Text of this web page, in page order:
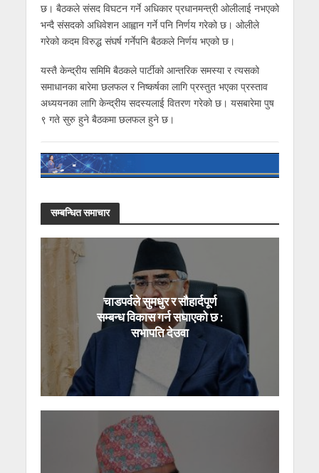
छ। बैठकले संसद विघटन गर्ने अधिकार प्रधानमन्त्री ओलीलाई नभएको
भन्दै संसदको अधिवेशन आह्वान गर्ने पनि निर्णय गरेको छ। ओलीले
गरेको कदम विरुद्ध संघर्ष गर्नेपनि बैठकले निर्णय भएको छ।
यस्तै केन्द्रीय समिमि बैठकले पार्टीको आन्तरिक समस्या र त्यसको
समाधानका बारेमा छलफल र निष्कर्षका लागि प्रस्तुत भएका प्रस्ताव
अध्ययनका लागि केन्द्रीय सदस्यलाई वितरण गरेको छ। यसबारेमा पुष
९ गते सुरु हुने बैठकमा छलफल हुने छ।
सम्बन्धित समाचार
चाडपर्वले सुमधुर र सौहार्दपूर्ण
सम्बन्ध विकास गर्न सघाएको छ :
सभापति देउवा